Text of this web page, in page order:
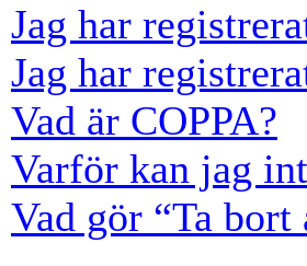
Jag har
Jag har
Vad är COPPA?
Varför kan jag
Vad gör “Ta